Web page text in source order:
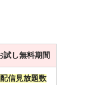
試し無料期間
配信見放題数